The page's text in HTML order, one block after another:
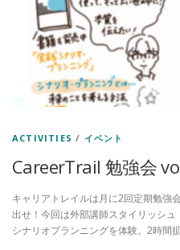
ACTIVITIES / イベント
CareerTrail 勉強会
キャリアトレイルは月に2回定期勉強
出せ！今回は外部講師スタイリッシュ
シナリオプランニングを体験。2時間